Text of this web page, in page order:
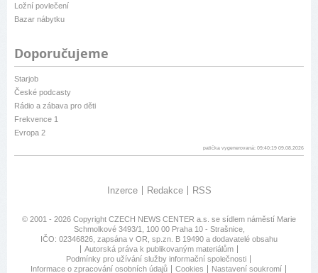
Ložní povlečení
Bazar nábytku
Doporučujeme
Starjob
České podcasty
Rádio a zábava pro děti
Frekvence 1
Evropa 2
patička vygenerovaná: 09:40:19 09.08.2026
Inzerce Redakce RSS
© 2001 - 2026 Copyright CZECH NEWS CENTER a.s. se sídlem náměstí Marie
Schmolkové 3493/1, 100 00 Praha 10 - Strašnice,
IČO: 02346826, zapsána v OR, sp.zn. B 19490 a dodavatelé obsahu
Autorská práva k publikovaným materiálům
Podmínky pro užívání služby informační společnosti
Informace o zpracování osobních údajů
Cookies
Nastavení soukromí